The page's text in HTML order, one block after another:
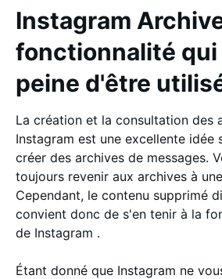
Instagram
fonctionnalité qui
peine d'être
La création et la consultation des
Instagram est une excellente idée
créer des archives de messages.
toujours revenir aux archives à
Cependant, le contenu supprimé
convient donc de s'en tenir à la
de Instagram .
Étant donné que Instagram ne